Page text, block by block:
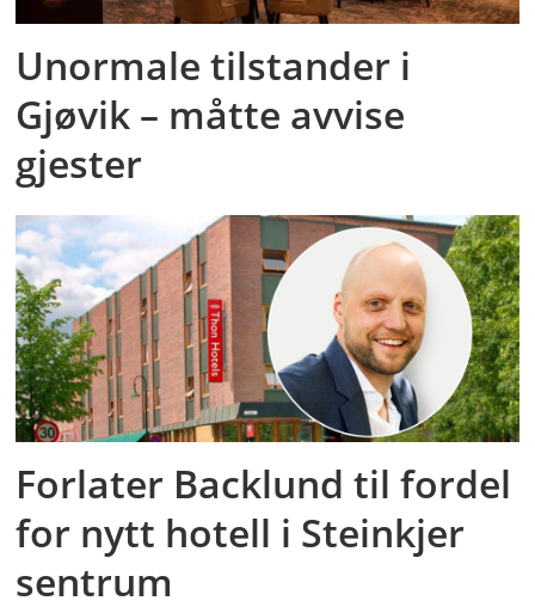
Unormale tilstander i
Gjøvik – måtte avvise
gjester
Forlater Backlund til fordel
for nytt hotell i Steinkjer
sentrum